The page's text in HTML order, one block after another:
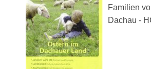
Familien
Dachau -